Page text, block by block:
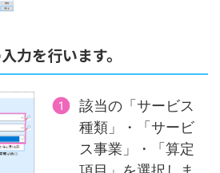
力を行います。
該当の「サービス
種類」・「サービ
ス事業」・「算定